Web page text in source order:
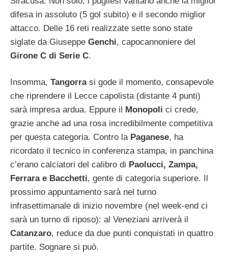
difesa in assoluto (5 gol subito) e il secondo miglior
attacco. Delle 16 reti realizzate sette sono state
siglate da Giuseppe Genchi, capocannoniere del
Girone C di Serie C.
Insomma, Tangorrasi gode il momento, consapevole
che riprendere il Lecce capolista (distante 4 punti)
sarà impresa ardua. Eppure il
Monopoli ci crede,
grazie anche ad una rosa incredibilmente competitiva
per questa categoria. Contro la Paganese, ha
ricordato il tecnico in conferenza stampa, in panchina
c’erano calciatori del calibro di Paolucci, Zampa,
Ferrara e Bacchetti, gente di categoria superiore. Il
prossimo appuntamento sarà nel turno
infrasettimanale di inizio novembre (nel week-end ci
sarà un turno di riposo): al Veneziani arriverà il
Catanzaro, reduce da due punti conquistati in quattro
partite. Sognare si può.